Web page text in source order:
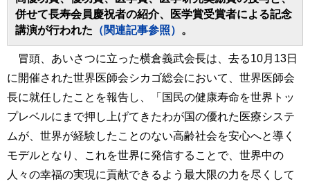
併せて長寿会員慶祝者の紹介、医学賞受賞者による記念
講演が行われた （関連記事参照） 。
冒頭、あいさつに立った横倉義武会長は、去る10月13日
に開催された世界医師会シカゴ総会において、世界医師会
長に就任したことを報告し、「国民の健康寿命を世界トッ
プレベルにまで押し上げてきたわが国の優れた医療システ
ムが、世界が経験したことのない高齢社会を安心へと導く
モデルとなり、これを世界に発信することで、世界中の
人々の幸福の実現に貢献できるよう最大限の力を尽くして